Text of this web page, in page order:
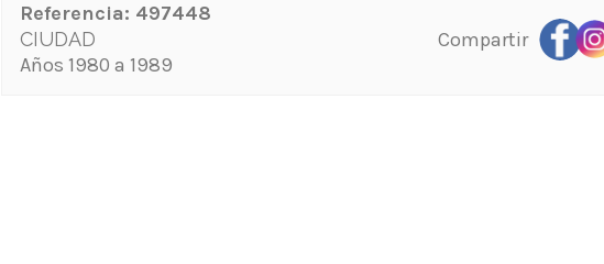
Referencia: 497448
CIUDAD
Años 1980 a 1989
Compartir